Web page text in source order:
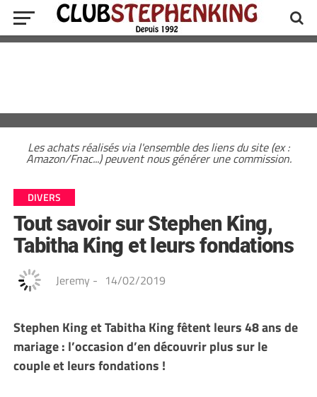
Les achats réalisés via l'ensemble des liens du site (ex :
Amazon/Fnac...) peuvent nous générer une commission.
DIVERS
Tout savoir sur Stephen King,
Tabitha King et leurs fondations
Jeremy - 14/02/2019
Stephen King et Tabitha King fêtent leurs 48 ans de
mariage : l’occasion d’en découvrir plus sur le
couple et leurs fondations !